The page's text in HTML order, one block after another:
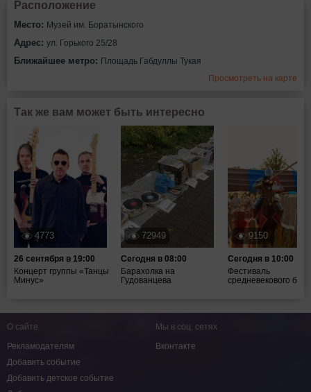
Расположение
Место: Музей им. Боратынского
Адрес: ул. Горького 25/28
Ближайшее метро: Площадь Габдуллы Тукая
Просмотреть на карте
Так же вам может быть интересно
4773
26 сентября в 19:00
Концерт группы «Танцы
Минус»
72949
Сегодня в 08:00
Барахолка на
Гудованцева
9150
Сегодня в 10:00
Фестиваль
средневекового боя
О сайте
Рекламодателям
Добавить событие
Добавить детское событие
Мы в соц. сетях
Вконтакте